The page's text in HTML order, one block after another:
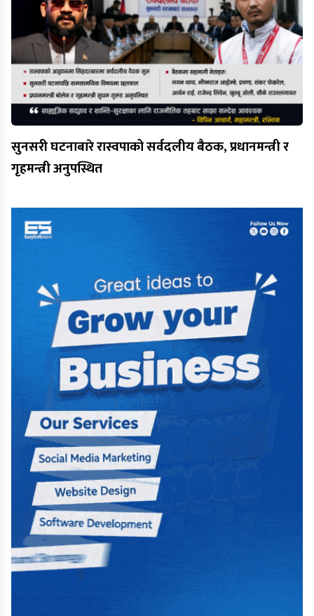
सुनसरी घटनाबारे रास्वपाको सर्वदलीय बैठक, प्रधानमन्त्री र
गृहमन्त्री अनुपस्थित